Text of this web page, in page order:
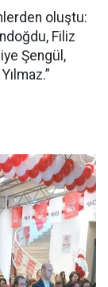
oluştu:
Filiz
Şengül,